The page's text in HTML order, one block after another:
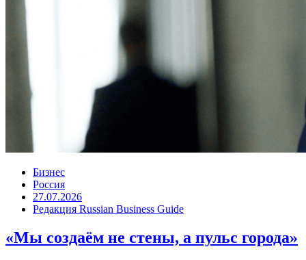
Бизнес
Россия
27.07.2026
Редакция Russian Business Guide
«Мы создаём не стены, а пульс города»